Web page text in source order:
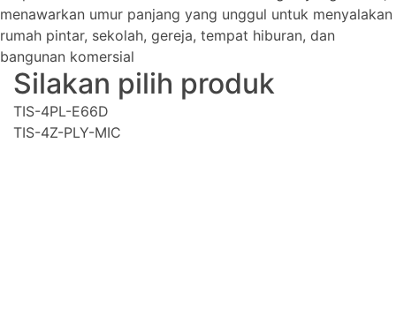
menawarkan umur panjang yang unggul untuk menyalakan
rumah pintar, sekolah, gereja, tempat hiburan, dan
bangunan komersial
Silakan pilih produk
TIS-4PL-E66D
TIS-4Z-PLY-MIC